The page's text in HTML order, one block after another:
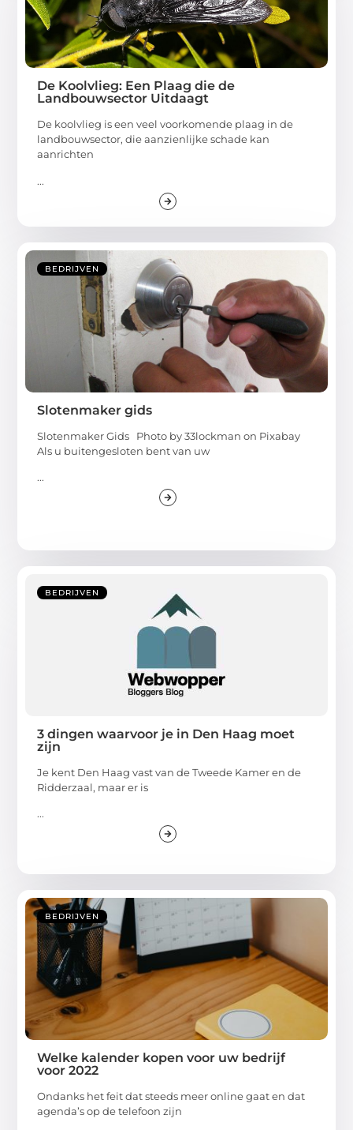
De Koolvlieg: Een Plaag die de
Landbouwsector Uitdaagt
De koolvlieg is een veel voorkomende plaag in de
landbouwsector, die aanzienlijke schade kan
aanrichten
...
BEDRIJVEN
Slotenmaker gids
Slotenmaker Gids Photo by 33lockman on Pixabay ‍
Als u buitengesloten bent van uw
...
BEDRIJVEN
3 dingen waarvoor je in Den Haag moet
zijn
Je kent Den Haag vast van de Tweede Kamer en de
Ridderzaal, maar er is
...
BEDRIJVEN
Welke kalender kopen voor uw bedrijf
voor 2022
Ondanks het feit dat steeds meer online gaat en dat
agenda’s op de telefoon zijn